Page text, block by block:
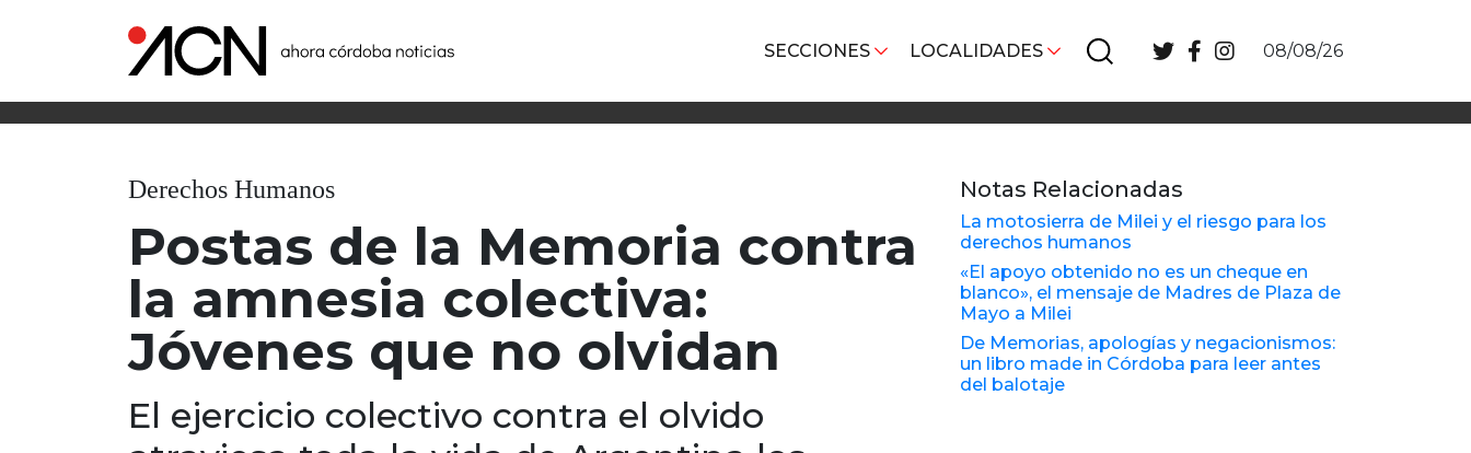
SECCIONES LOCALIDADES 08/08/26
Derechos Humanos
Postas de la Memoria contra
la amnesia colectiva:
Jóvenes que no olvidan
El ejercicio colectivo contra el olvido
Notas Relacionadas
La motosierra de Milei y el riesgo para los
derechos humanos
«El apoyo obtenido no es un cheque en
blanco», el mensaje de Madres de Plaza de
Mayo a Milei
De Memorias, apologías y negacionismos:
un libro made in Córdoba para leer antes
del balotaje